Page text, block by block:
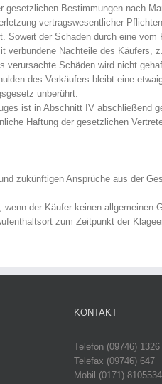
gesetzlichen Bestimmungen nach
vertragswesentlicher
Soweit der Schaden durch eine
verbundene Nachteile des Käufers,
verursachte Schäden wird nicht
des Verkäufers bleibt eine
unberührt.
ist in Abschnitt IV abschließend
Haftung der gesetzlichen
zukünftigen Ansprüche aus der
der Käufer keinen
zum Zeitpunkt der
KONTAKT
Telefon (09746) 1326
Telefax (09746) 647
Mobil (0171) 8105534